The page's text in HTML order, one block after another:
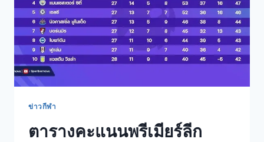
ข่าวกีฬา
ตารางคะแนนพรีเมียร์ลีก